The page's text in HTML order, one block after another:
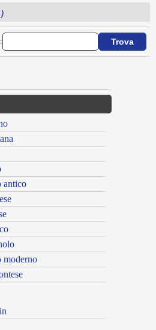
antico
moderno